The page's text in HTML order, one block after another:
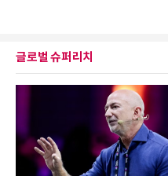
글로벌 슈퍼리치